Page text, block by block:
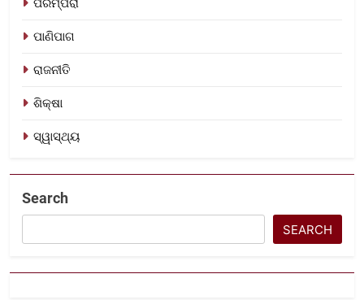
ପରମ୍ପରା
ପାଣିପାଗ
ରାଜନୀତି
ଶିକ୍ଷା
ସ୍ୱାସ୍ଥ୍ୟ
Search
SEARCH